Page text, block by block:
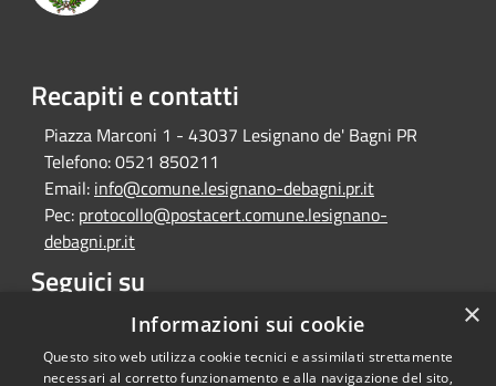
Recapiti e contatti
Piazza Marconi 1 - 43037 Lesignano de' Bagni PR
Telefono:0521 850211
Email: info@comune.lesignano-debagni.pr.it
Pec: protocollo@postacert.comune.lesignano-
debagni.pr.it
Seguici su
Facebook ×
Informazioni sui cookie
Questo sito web utilizza cookie tecnici e assimilati strettamente
necessari al corretto funzionamento e alla navigazione del sito,